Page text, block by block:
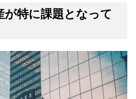
が特に課題となって